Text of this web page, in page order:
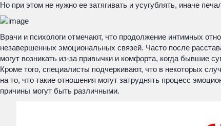
Но при этом не нужно ее затягивать и усугублять, иначе
Врачи и психологи отмечают, что продолжение интимных
незавершенных эмоциональных связей. Часто после
могут возникать из-за привычки и комфорта, когда бывшие
Кроме того, специалисты подчеркивают, что в некоторых
на то, что такие отношения могут затруднять процесс
причины могут быть различными.